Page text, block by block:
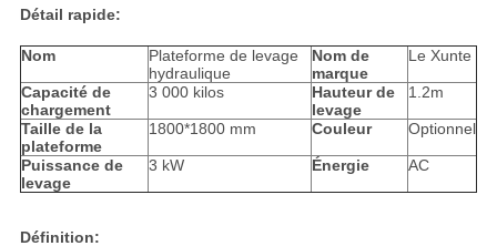
Détail rapide:
Nom
Plateforme de levage
hydraulique
Nom de
marque
Le Xunte
Capacité de
chargement
3 000 kilos
Hauteur de
levage
1.2m
Taille de la
plateforme
1800*1800 mm Couleur Optionnel
Puissance de
levage
3 kW Énergie AC
Définition: